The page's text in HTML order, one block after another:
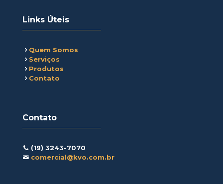
Links Úteis
Quem Somos
Serviços
Produtos
Contato
Contato
(19) 3243-7070
comercial@kvo.com.br